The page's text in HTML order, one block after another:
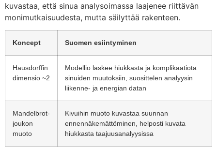
kuvastaa, että sinua analysoimassa laajenee riittävän
monimutkaisuudesta, mutta säilyttää rakenteen.
Koncept Suomen esiintyminen
Hausdorffin
dimensio ~2
Modellio laskee hiukkasta ja komplikaatiota
sinuiden muutoksiin, suosittelen analyysin
liikenne- ja energian datan
Mandelbrot-
joukon
muoto
Kivuihin muoto kuvastaa suunnan
ennennäkemättöminen, helposti kuvata
hiukkasta taajuusanalyysissa